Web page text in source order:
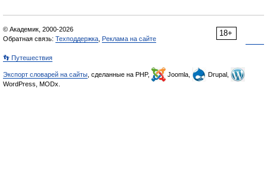
18+
© Академик, 2000-2026
Обратная связь: Техподдержка Реклама на сайте
👣 Путешествия
Экспорт словарей на сайты , сделанные на PHP, Joomla,
Drupal,
WordPress, MODx.